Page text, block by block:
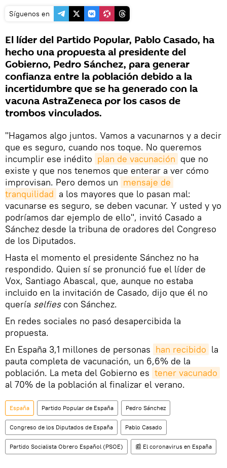
Síguenos en
El líder del Partido Popular, Pablo Casado, ha
hecho una propuesta al presidente del
Gobierno, Pedro Sánchez, para generar
confianza entre la población debido a la
incertidumbre que se ha generado con la
vacuna AstraZeneca por los casos de
trombos vinculados.
"Hagamos algo juntos. Vamos a vacunarnos y a decir
que es seguro, cuando nos toque. No queremos
incumplir ese inédito plan de vacunación que no
existe y que nos tenemos que enterar a ver cómo
improvisan. Pero demos un mensaje de
tranquilidad a los mayores que lo pasan mal:
vacunarse es seguro, se deben vacunar. Y usted y yo
podríamos dar ejemplo de ello", invitó Casado a
Sánchez desde la tribuna de oradores del Congreso
de los Diputados.
Hasta el momento el presidente Sánchez no ha
respondido. Quien sí se pronunció fue el líder de
Vox, Santiago Abascal, que, aunque no estaba
incluido en la invitación de Casado, dijo que él no
quería selfiescon Sánchez.
En redes sociales no pasó desapercibida la
propuesta.
En España 3,1 millones de personas han recibido la
pauta completa de vacunación, un 6,6% de la
población. La meta del Gobierno es tener vacunado
al 70% de la población al finalizar el verano.
España Partido Popular de España Pedro Sánchez
Congreso de los Diputados de España Pablo Casado
Partido Socialista Obrero Español (PSOE) 📰 El coronavirus en España